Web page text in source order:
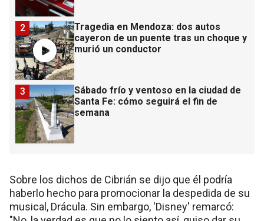
Tragedia en Mendoza: dos autos
cayeron de un puente tras un choque y
murió un conductor
2
Sábado frío y ventoso en la ciudad de
Santa Fe: cómo seguirá el fin de
semana
3
Sobre los dichos de Cibrián se dijo que él podría
haberlo hecho para promocionar la despedida de su
musical, Drácula. Sin embargo, 'Disney' remarcó: